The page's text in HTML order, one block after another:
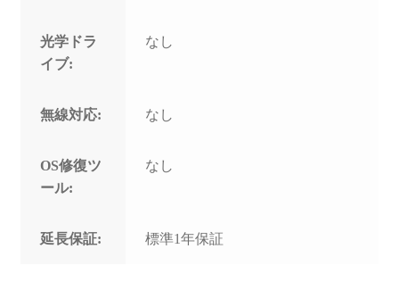
光学ドラ
イブ:
なし
無線対応: なし
OS修復ツ
ール:
なし
延長保証: 標準1年保証